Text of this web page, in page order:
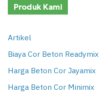
Produk Kami
Artikel
Biaya Cor Beton Readymix
Harga Beton Cor Jayamix
Harga Beton Cor Minimix